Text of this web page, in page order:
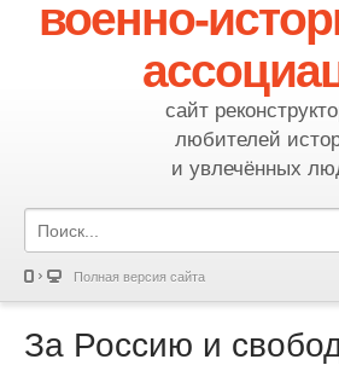
военно-
сайт
любителей
и увлечённых
Полная версия сайта
За Россию и